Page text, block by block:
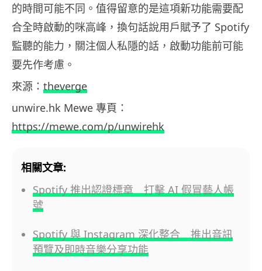
的時間可能不同。值得留意的是這項新功能需要配
合全時啟動的咪高峰，換句話說用戶賦予了 Spotify
監聽的能力，關注個人私隱的話，啟動功能前可能
要先作考慮。
來源： theverge
unwire.hk Mewe 專頁：
https://mewe.com/p/unwirehk
相關文章:
Spotify 推出認證標章 打擊 AI 假冒藝人帳
號
Spotify 與 Instagram 深化整合 推出音訊
預覽及即時音樂分享功能